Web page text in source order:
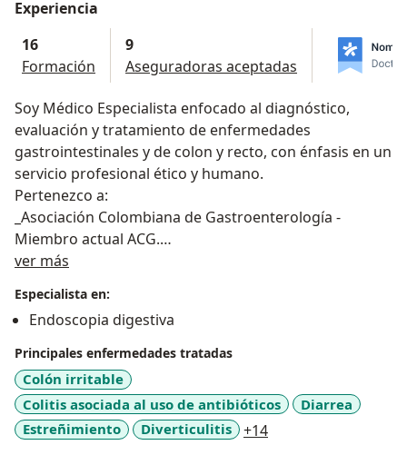
Experiencia
16
Formación
9
Aseguradoras aceptadas
Soy Médico Especialista enfocado al diagnóstico,
evaluación y tratamiento de enfermedades
gastrointestinales y de colon y recto, con énfasis en un
servicio profesional ético y humano.
Pertenezco a:
_Asociación Colombiana de Gastroenterología -
Miembro actual ACG.
_Asociación Colombiana de Endoscopia Digestiva –
_Asociación Médica Exalumnos de Colon y Recto,
Cleveland Clinic F, USA.
ver más
Especialista en:
Endoscopia digestiva
Principales enfermedades tratadas
Colón irritable
Colitis asociada al uso de antibióticos
Diarrea
Estreñimiento
Diverticulitis +14